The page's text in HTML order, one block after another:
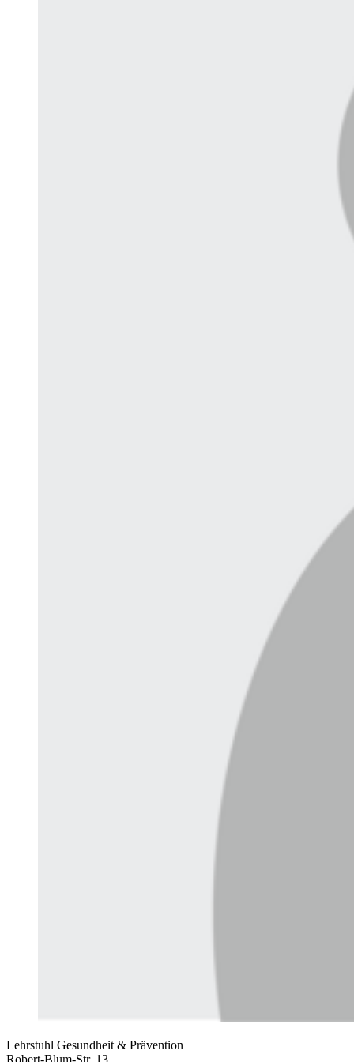
Lehrstuhl Gesundheit & Prävention
Robert-Blum-Str. 13